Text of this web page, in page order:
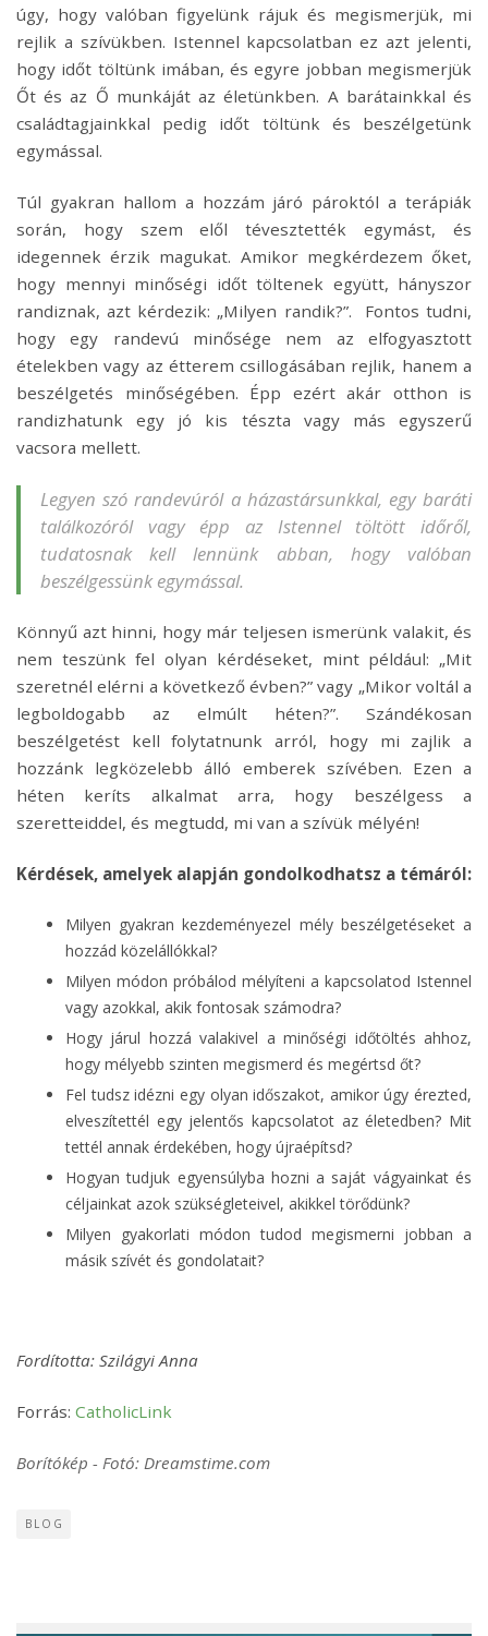
úgy, hogy valóban figyelünk rájuk és megismerjük, mi
rejlik a szívükben. Istennel kapcsolatban ez azt jelenti,
hogy időt töltünk imában, és egyre jobban megismerjük
Őt és az Ő munkáját az életünkben. A barátainkkal és
családtagjainkkal pedig időt töltünk és beszélgetünk
egymással.
Túl gyakran hallom a hozzám járó pároktól a terápiák
során, hogy szem elől tévesztették egymást, és
idegennek érzik magukat. Amikor megkérdezem őket,
hogy mennyi minőségi időt töltenek együtt, hányszor
randiznak, azt kérdezik: „Milyen randik?”. Fontos tudni,
hogy egy randevú minősége nem az elfogyasztott
ételekben vagy az étterem csillogásában rejlik, hanem a
beszélgetés minőségében. Épp ezért akár otthon is
randizhatunk egy jó kis tészta vagy más egyszerű
vacsora mellett.
Legyen szó randevúról a házastársunkkal, egy baráti
találkozóról vagy épp az Istennel töltött időről,
tudatosnak kell lennünk abban, hogy valóban
beszélgessünk egymással.
Könnyű azt hinni, hogy már teljesen ismerünk valakit, és
nem teszünk fel olyan kérdéseket, mint például: „Mit
szeretnél elérni a következő évben?” vagy „Mikor voltál a
legboldogabb az elmúlt héten?”. Szándékosan
beszélgetést kell folytatnunk arról, hogy mi zajlik a
hozzánk legközelebb álló emberek szívében. Ezen a
héten keríts alkalmat arra, hogy beszélgess a
szeretteiddel, és megtudd, mi van a szívük mélyén!
Kérdések, amelyek alapján gondolkodhatsz a témáról:
Milyen gyakran kezdeményezel mély beszélgetéseket a
hozzád közelállókkal?
Milyen módon próbálod mélyíteni a kapcsolatod Istennel
vagy azokkal, akik fontosak számodra?
Hogy járul hozzá valakivel a minőségi időtöltés ahhoz,
hogy mélyebb szinten megismerd és megértsd őt?
Fel tudsz idézni egy olyan időszakot, amikor úgy érezted,
elveszítettél egy jelentős kapcsolatot az életedben? Mit
tettél annak érdekében, hogy újraépítsd?
Hogyan tudjuk egyensúlyba hozni a saját vágyainkat és
céljainkat azok szükségleteivel, akikkel törődünk?
Milyen gyakorlati módon tudod megismerni jobban a
másik szívét és gondolatait?
Fordította: Szilágyi Anna
Forrás: CatholicLink
Borítókép - Fotó: Dreamstime.com
BLOG